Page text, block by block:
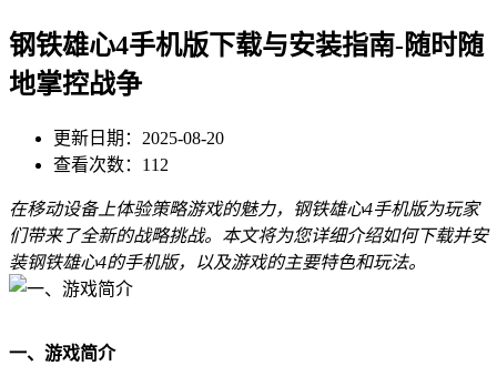
钢铁雄心4手机版下载与安装指南-随时随
地掌控战争
更新日期：2025-08-20
查看次数：112
在移动设备上体验策略游戏的魅力，钢铁雄心4手机版为玩家
们带来了全新的战略挑战。本文将为您详细介绍如何下载并安
装钢铁雄心4的手机版，以及游戏的主要特色和玩法。
一、游戏简介